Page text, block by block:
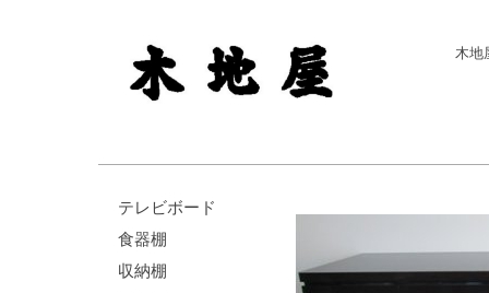
木地
テレビボード
食器棚
収納棚